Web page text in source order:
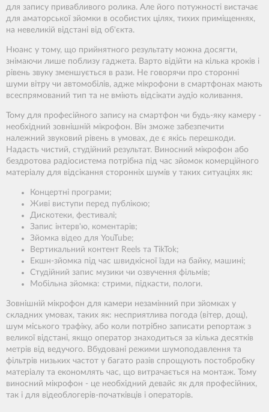
для запису привабливого ролика. Але його потужності вистачає
для аматорської зйомки в особистих цілях, тихих приміщеннях,
на невеликій відстані від об'єкта.
Нюанс у тому, що прийнятного результату можна досягти,
знімаючи лише поблизу гаджета. Варто відійти на кілька кроків і
рівень звуку зменшується в рази. Не говорячи про сторонні
шуми вітру чи автомобілів, адже мікрофони в смартфонах мають
всеспрямований тип та не вміють відсікати аудіо коливання.
Тому для професійного запису на смартфон чи будь-яку камеру -
необхідний зовнішній мікрофон. Він зможе забезпечити
належний звуковий рівень в умовах, де є якісь перешкоди.
Надасть чистий, студійний результат. Виносний мікрофон або
бездротова радіосистема потрібна під час зйомок комерційного
матеріалу для відсікання сторонніх шумів у таких ситуаціях як:
Концертні програми;
Живі виступи перед публікою;
Дискотеки, фестивалі;
Запис інтерв'ю, коментарів;
Зйомка відео для YouTube;
Вертикальний контент Reels та TikTok;
Екшн-зйомка під час швидкісної їзди на байку, машині;
Студійний запис музики чи озвучення фільмів;
Мобільна зйомка: стрими, підкасти, пологи.
Зовнішній мікрофон для камери незамінний при зйомках у
складних умовах, таких як: несприятлива погода (вітер, дощ),
шум міського трафіку, або коли потрібно записати репортаж з
великої відстані, якщо оператор знаходиться за кілька десятків
метрів від ведучого. Вбудовані режими шумоподавлення та
фільтрів низьких частот у багато разів спрощують постобробку
матеріалу та економлять час, що витрачається на монтаж. Тому
виносний мікрофон - це необхідний девайс як для професійних,
так і для відеоблогерів-початківців і операторів.